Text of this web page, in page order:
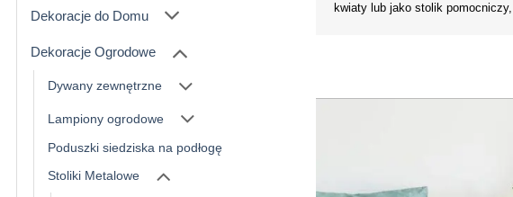
Dekoracje do Domu
Dekoracje Ogrodowe
Dywany zewnętrzne
Lampiony ogrodowe
Poduszki siedziska na podłogę
Stoliki Metalowe
kwiaty lub jako stolik